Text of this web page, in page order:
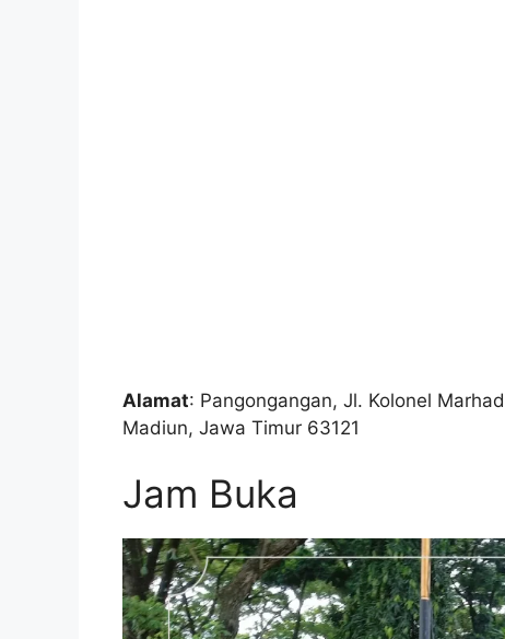
Alamat: Pangongangan, Jl. Kolonel
Madiun, Jawa Timur 63121
Jam Buka